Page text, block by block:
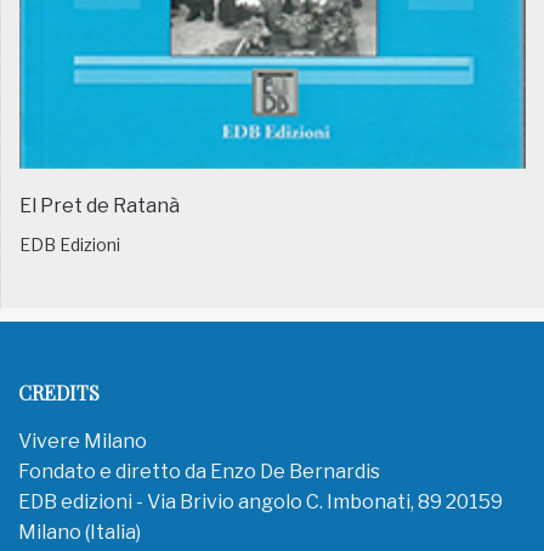
El Pret de Ratanà
EDB Edizioni
CREDITS
Vivere Milano
Fondato e diretto da Enzo De Bernardis
EDB edizioni - Via Brivio angolo C. Imbonati, 89 20159
Milano (Italia)